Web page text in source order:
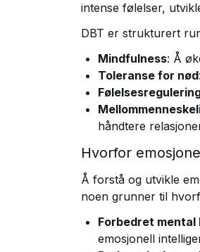
intense følelser,
DBT er strukturert
Mindfulness: Å
Toleranse for nød
håndtere
Hvorfor
Å forstå og utvikle
noen grunner til
Forbedret mental
emosjonell